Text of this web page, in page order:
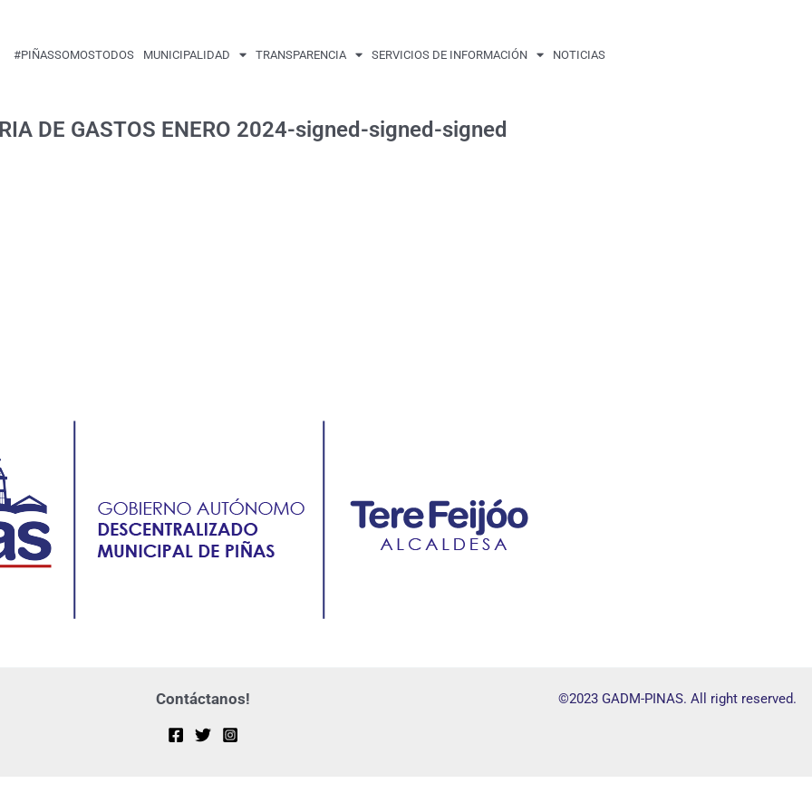
#PIÑASSOMOSTODOS MUNICIPALIDAD TRANSPARENCIA SERVICIOS DE INFORMACIÓN NOTICIAS
DE GASTOS ENERO 2024-signed-signed-signed
Contáctanos! ©2023 GADM-PINAS. All right reserved.